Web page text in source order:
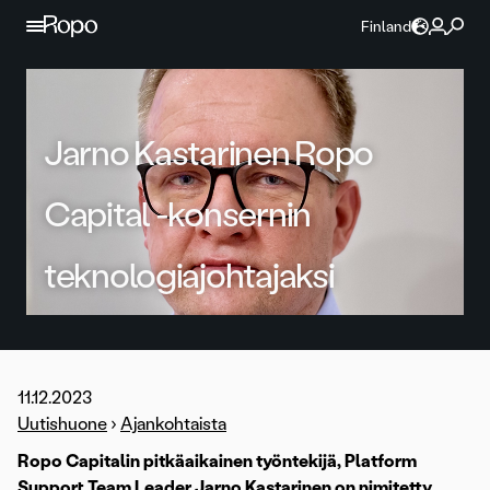
Jatka sisältöön
Finland
Jarno Kastarinen Ropo
Capital -konsernin
teknologiajohtajaksi
11.12.2023
Uutishuone › Ajankohtaista
Ropo Capitalin pitkäaikainen työntekijä, Platform